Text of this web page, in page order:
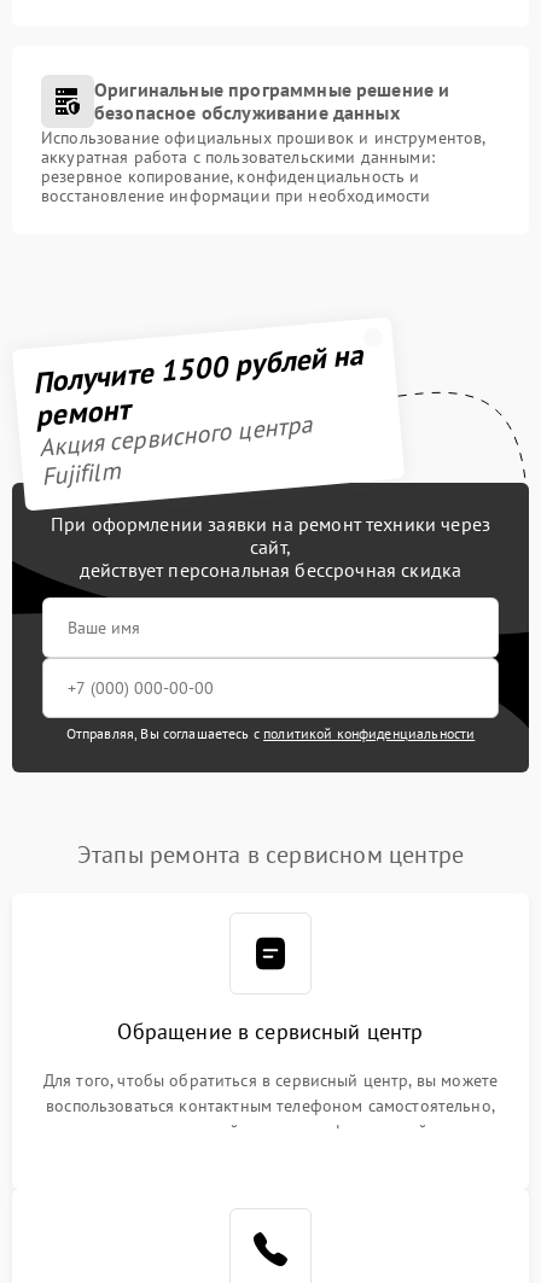
Оригинальные программные решение и
безопасное обслуживание данных
Использование официальных прошивок и инструментов,
аккуратная работа с пользовательскими данными:
резервное копирование, конфиденциальность и
восстановление информации при необходимости
Получите 1500 рублей на
ремонт
Акция сервисного центра
Fujifilm
При оформлении заявки на ремонт техники через
сайт,
действует персональная бессрочная скидка
Отправляя, Вы соглашаетесь с политикой конфиденциальности
Этапы ремонта в сервисном центре
Обращение в сервисный центр
Для того, чтобы обратиться в сервисный центр, вы можете
воспользоваться контактным телефоном самостоятельно,
или оставить свой номер телефона на сайте